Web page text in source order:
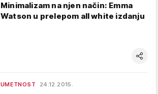
Minimalizam na njen način: Emma
Watson u prelepom all white izdanju
UMETNOST 24.12.2015.